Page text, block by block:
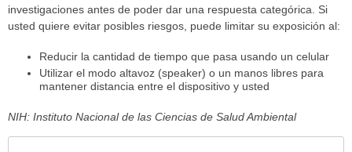
investigaciones antes de poder dar una respuesta categórica. Si
usted quiere evitar posibles riesgos, puede limitar su exposición al:
Reducir la cantidad de tiempo que pasa usando un celular
Utilizar el modo altavoz (speaker) o un manos libres para
mantener distancia entre el dispositivo y usted
NIH: Instituto Nacional de las Ciencias de Salud Ambiental